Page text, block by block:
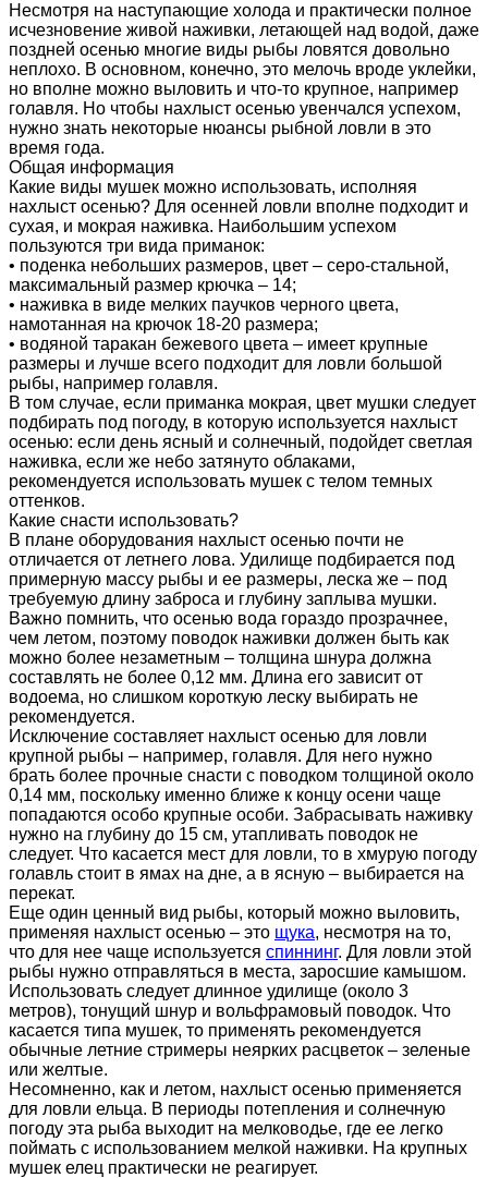
Несмотря на наступающие холода и практически полное
исчезновение живой наживки, летающей над водой, даже
поздней осенью многие виды рыбы ловятся довольно
неплохо. В основном, конечно, это мелочь вроде уклейки,
но вполне можно выловить и что-то крупное, например
голавля. Но чтобы нахлыст осенью увенчался успехом,
нужно знать некоторые нюансы рыбной ловли в это
время года.
Общая информация
Какие виды мушек можно использовать, исполняя
нахлыст осенью? Для осенней ловли вполне подходит и
сухая, и мокрая наживка. Наибольшим успехом
пользуются три вида приманок:
• поденка небольших размеров, цвет – серо-стальной,
максимальный размер крючка – 14;
• наживка в виде мелких паучков черного цвета,
намотанная на крючок 18-20 размера;
• водяной таракан бежевого цвета – имеет крупные
размеры и лучше всего подходит для ловли большой
рыбы, например голавля.
В том случае, если приманка мокрая, цвет мушки следует
подбирать под погоду, в которую используется нахлыст
осенью: если день ясный и солнечный, подойдет светлая
наживка, если же небо затянуто облаками,
рекомендуется использовать мушек с телом темных
оттенков.
Какие снасти использовать?
В плане оборудования нахлыст осенью почти не
отличается от летнего лова. Удилище подбирается под
примерную массу рыбы и ее размеры, леска же – под
требуемую длину заброса и глубину заплыва мушки.
Важно помнить, что осенью вода гораздо прозрачнее,
чем летом, поэтому поводок наживки должен быть как
можно более незаметным – толщина шнура должна
составлять не более 0,12 мм. Длина его зависит от
водоема, но слишком короткую леску выбирать не
рекомендуется.
Исключение составляет нахлыст осенью для ловли
крупной рыбы – например, голавля. Для него нужно
брать более прочные снасти с поводком толщиной около
0,14 мм, поскольку именно ближе к концу осени чаще
попадаются особо крупные особи. Забрасывать наживку
нужно на глубину до 15 см, утапливать поводок не
следует. Что касается мест для ловли, то в хмурую погоду
голавль стоит в ямах на дне, а в ясную – выбирается на
перекат.
Еще один ценный вид рыбы, который можно выловить,
применяя нахлыст осенью – это щука, несмотря на то,
что для нее чаще используется спиннинг. Для ловли этой
рыбы нужно отправляться в места, заросшие камышом.
Использовать следует длинное удилище (около 3
метров), тонущий шнур и вольфрамовый поводок. Что
касается типа мушек, то применять рекомендуется
обычные летние стримеры неярких расцветок – зеленые
или желтые.
Несомненно, как и летом, нахлыст осенью применяется
для ловли ельца. В периоды потепления и солнечную
погоду эта рыба выходит на мелководье, где ее легко
поймать с использованием мелкой наживки. На крупных
мушек елец практически не реагирует.